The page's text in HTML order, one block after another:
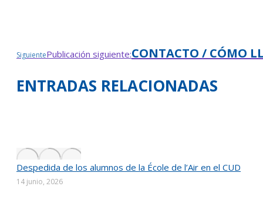
SiguientePublicación siguiente:CONTACTO / CÓMO
ENTRADAS RELACIONADAS
Despedida de los alumnos de la École de l’Air en el CUD
14 junio, 2026